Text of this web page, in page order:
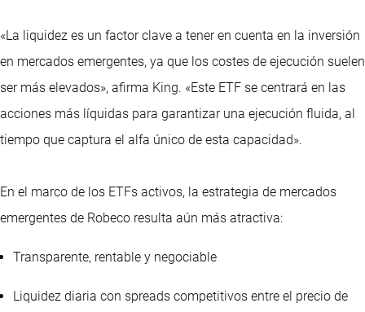
«La liquidez es un factor clave a tener en cuenta en la inversión
en mercados emergentes, ya que los costes de ejecución suelen
ser más elevados», afirma King. «Este ETF se centrará en las
acciones más líquidas para garantizar una ejecución fluida, al
tiempo que captura el alfa único de esta capacidad».
En el marco de los ETFs activos, la estrategia de mercados
emergentes de Robeco resulta aún más atractiva:
Transparente, rentable y negociable
Liquidez diaria con spreads competitivos entre el precio de